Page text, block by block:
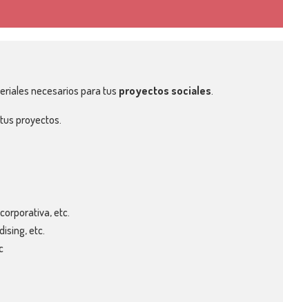
necesarios para tus proyectos sociales.
proyectos.
etc.
etc.